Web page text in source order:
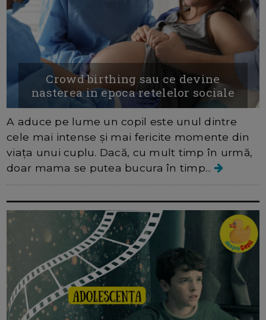
Crowd birthing sau ce devine
nasterea in epoca retelelor sociale
A aduce pe lume un copil este unul dintre
cele mai intense și mai fericite momente din
viața unui cuplu. Dacă, cu mult timp în urmă,
doar mama se putea bucura în timp...